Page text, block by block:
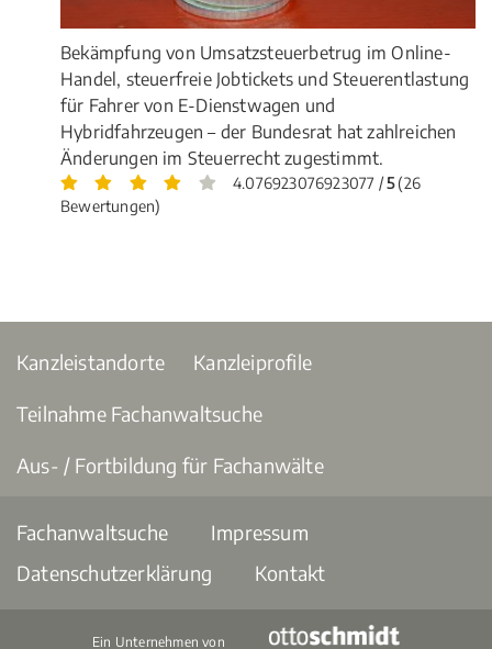
Bekämpfung von Umsatzsteuerbetrug im Online-
Handel, steuerfreie Jobtickets und Steuerentlastung
für Fahrer von E-Dienstwagen und
Hybridfahrzeugen – der Bundesrat hat zahlreichen
Änderungen im Steuerrecht zugestimmt.
4.076923076923077 /5(26
Bewertungen)
Kanzleistandorte Kanzleiprofile
Teilnahme Fachanwaltsuche
Aus- / Fortbildung für Fachanwälte
Fachanwaltsuche
Impressum
Datenschutzerklärung
Kontakt
Ein Unternehmen von